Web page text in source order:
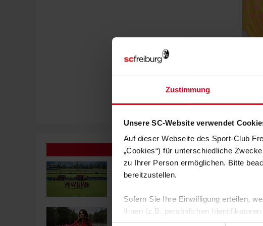
Zustimmung
Unsere SC-Website verwendet
Auf dieser Webseite des Sport-Club
„Cookies“) für unterschiedliche
zu Ihrer Person ermöglichen. Bitte
bereitzustellen.
Sofern Sie Ihre Einwilligung erteilen,
Ihnen (z.B. persönlichen
zulassen“-Button stimmen Sie der
FRAUEN & MÄDCHEN 05.08.2026
VIER SCHWEIZERINNEN IN ÖSTERREICH – EIN
FRAUEN & MÄDCHEN 01.08.2026